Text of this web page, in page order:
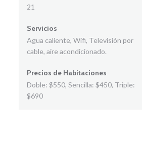
21
Servicios
Agua caliente, Wifi, Televisión por
cable, aire acondicionado.
Precios de Habitaciones
Doble: $550, Sencilla: $450, Triple:
$690